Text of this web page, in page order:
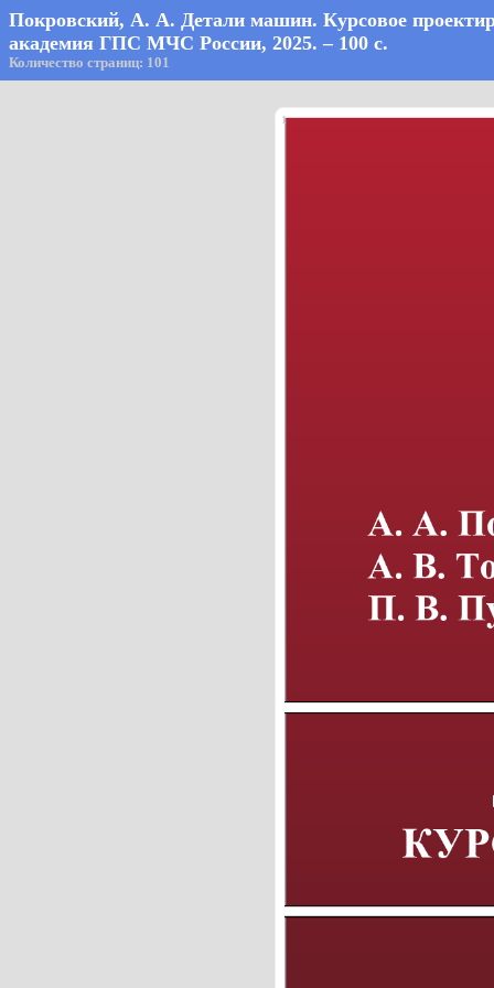
Покровский, А. А. Детали машин. Курсовое
академия ГПС МЧС России, 2025. – 100 с.
Количество страниц: 101
1